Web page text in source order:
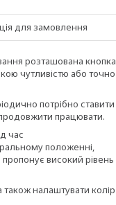
для замовлення
розташована кнопка
чутливістю або точно
потрібно ставити
працювати.
час
положенні,
високий рівень
налаштувати колір